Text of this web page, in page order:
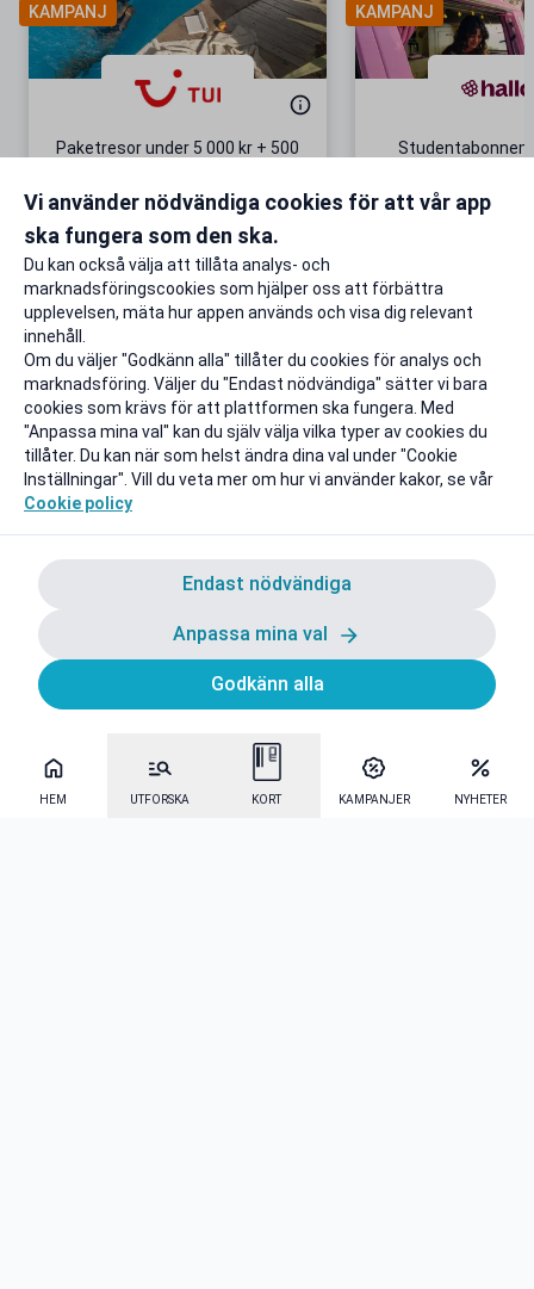
HEM UTFORSKA KORT KAMPANJER NYHETER
KAMPANJ
Paketresor under 5 000 kr + 500
Gäller även på redan prissänkta
Till rabatten
KAMPANJ
+ 20 GB
Vi använder nödvändiga cookies för att vår app
ska fungera som den ska.
Du kan också välja att tillåta analys- och
marknadsföringscookies som hjälper oss att förbättra
upplevelsen, mäta hur appen används och visa dig relevant
innehåll.
Om du väljer "Godkänn alla" tillåter du cookies för analys och
marknadsföring. Väljer du "Endast nödvändiga" sätter vi bara
cookies som krävs för att plattformen ska fungera. Med
"Anpassa mina val" kan du själv välja vilka typer av cookies du
tillåter. Du kan när som helst ändra dina val under "Cookie
Inställningar". Vill du veta mer om hur vi använder kakor, se vår
Cookie policy
Endast nödvändiga
Anpassa mina val
Godkänn alla